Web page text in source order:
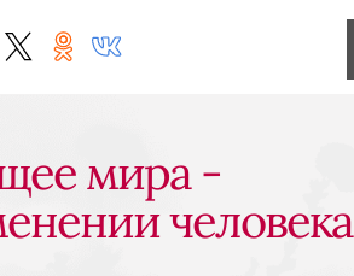
мира -
человека